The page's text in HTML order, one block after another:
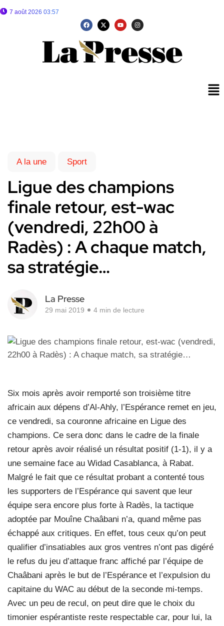
7 août 2026 03:57
A la une Sport
Ligue des champions
finale retour, est-wac
(vendredi, 22h00 à
Radès) : A chaque match,
sa stratégie…
La Presse
29 mai 2019 4 min de lecture
Six mois après avoir remporté son troisième titre
africain aux dépens d’Al-Ahly, l’Espérance remet en jeu,
ce vendredi, sa couronne africaine en Ligue des
champions. Ce sera donc dans le cadre de la finale
retour après avoir réalisé un résultat positif (1-1), il y a
une semaine face au Widad Casablanca, à Rabat.
Malgré le fait que ce résultat probant a contenté tous
les supporters de l’Espérance qui savent que leur
équipe sera encore plus forte à Radès, la tactique
adoptée par Mouîne Chaâbani n’a, quand même pas
échappé aux critiques. En effet, tous ceux qu’on peut
qualifier d’insatiables aux gros ventres n’ont pas digéré
le refus du jeu d’attaque franc affiché par l’équipe de
Chaâbani après le but de l’Espérance et l’expulsion du
capitaine du WAC au début de la seconde mi-temps.
Avec un peu de recul, on peut dire que le choix du
timonier espérantiste reste respectable car, pour lui, la